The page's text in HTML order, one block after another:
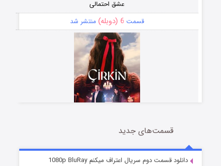
عشق احتمالی
قسمت 6 (دوبله) منتشر شد
سریال زشت
قسمت5 (زیرنویس) منتشر شد
قسمت‌های جدید
دانلود قسمت دوم سریال اعتراف میکنم 1080p BluRay